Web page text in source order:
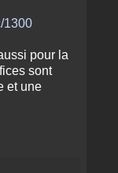
1300
pour la
sont
et une